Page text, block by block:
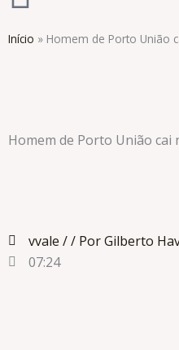
Início » Homem de Porto União
Homem de Porto União cai
vvale // Por Gilberto
07:24